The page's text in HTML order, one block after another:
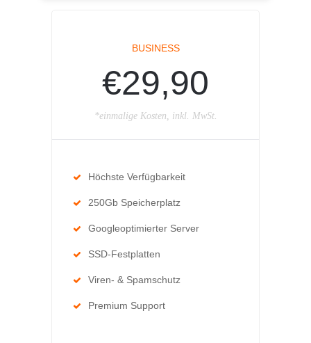
BUSINESS
€29,90
*einmalige Kosten, inkl. MwSt.
Höchste Verfügbarkeit
250Gb Speicherplatz
Googleoptimierter Server
SSD-Festplatten
Viren- & Spamschutz
Premium Support